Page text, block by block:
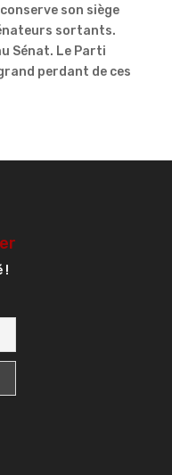
son siège
sortants.
Sénat. Le Parti
perdant de ces
!